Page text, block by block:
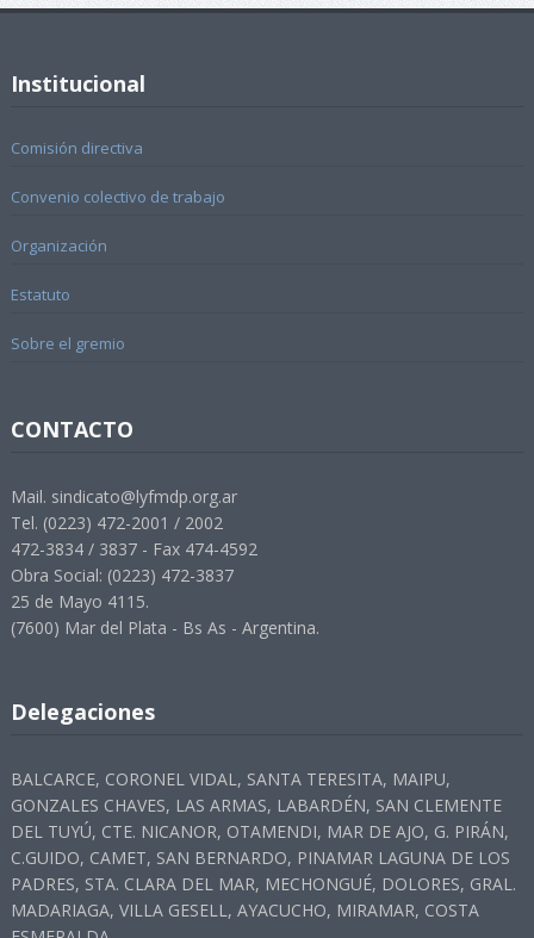
Institucional
Comisión directiva
Convenio colectivo de trabajo
Organización
Estatuto
Sobre el gremio
CONTACTO
Mail. sindicato@lyfmdp.org.ar
Tel. (0223) 472-2001 / 2002
472-3834 / 3837 - Fax 474-4592
Obra Social: (0223) 472-3837
25 de Mayo 4115.
(7600) Mar del Plata - Bs As - Argentina.
Delegaciones
BALCARCE, CORONEL VIDAL, SANTA TERESITA, MAIPU,
GONZALES CHAVES, LAS ARMAS, LABARDÉN, SAN CLEMENTE
DEL TUYÚ, CTE. NICANOR, OTAMENDI, MAR DE AJO, G. PIRÁN,
C.GUIDO, CAMET, SAN BERNARDO, PINAMAR LAGUNA DE LOS
PADRES, STA. CLARA DEL MAR, MECHONGUÉ, DOLORES, GRAL.
MADARIAGA, VILLA GESELL, AYACUCHO, MIRAMAR, COSTA